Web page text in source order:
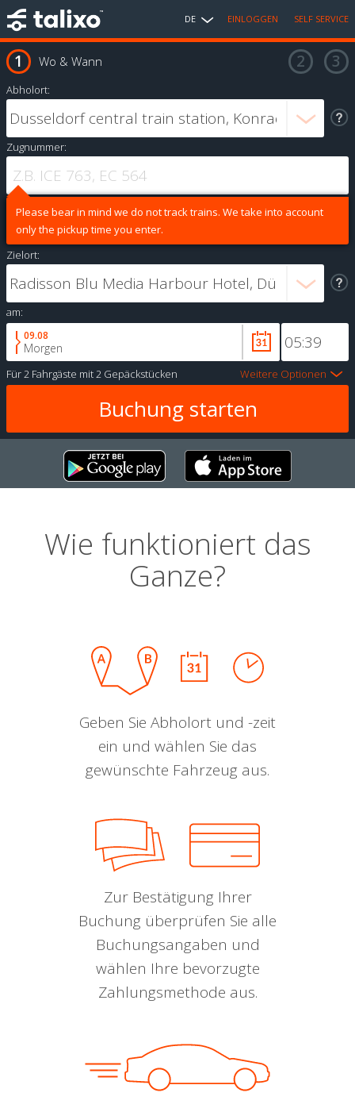
DE EINLOGGEN SELF SERVICE
Wo & Wann
Abholort:
Zugnummer:
Please bear in mind we do not track trains. We take into account
only the pickup time you enter.
Zielort:
am:
09.08
Morgen
Für2 Fahrgäste mit2 Gepäckstücken Weitere Optionen
Wie funktioniert das
Ganze?
Geben Sie Abholort und -zeit
ein und wählen Sie das
gewünschte Fahrzeug aus.
Zur Bestätigung Ihrer
Buchung überprüfen Sie alle
Buchungsangaben und
wählen Ihre bevorzugte
Zahlungsmethode aus.